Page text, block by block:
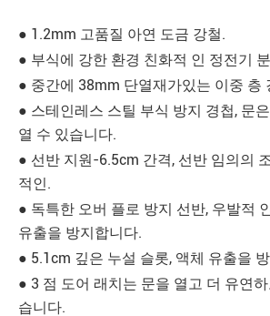
● 1.2mm 고품질 아연 도금 강철.
● 부식에 강한 환경 친화적 인 정전기
● 중간에 38mm 단열재가있는 이중 층
● 스테인레스 스틸 부식 방지 경첩, 문
열 수 있습니다.
● 선반 지원-6.5cm 간격, 선반 임의의
적인.
● 독특한 오버 플로 방지 선반, 우발적
유출을 방지합니다.
● 5.1cm 깊은 누설 슬롯, 액체 유출을
● 3 점 도어 래치는 문을 열고 더 유연
습니다.